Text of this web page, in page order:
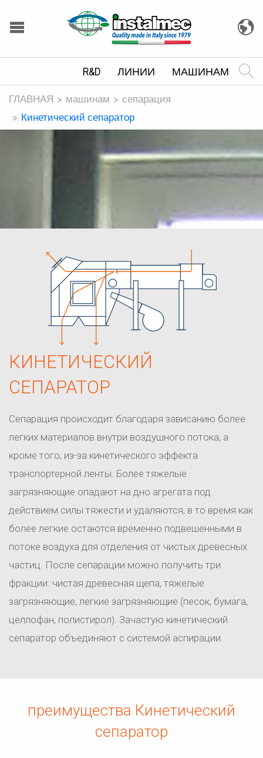
R&D ЛИНИИ МАШИНАМ
ГЛАВНАЯ машинам
сепарация
Кинетический сепаратор
КИНЕТИЧЕСКИЙ
СЕПАРАТОР
Сепарация происходит благодаря зависанию более
легких материалов внутри воздушного потока, а
кроме того, из-за кинетического эффекта
транспортерной ленты. Более тяжелые
загрязняющие опадают на дно агрегата под
действием силы тяжести и удаляются, в то время как
более легкие остаются временно подвешенными в
потоке воздуха для отделения от чистых древесных
частиц. После сепарации можно получить три
фракции: чистая древесная щепа, тяжелые
загрязняющие, легкие загрязняющие (песок, бумага,
целлофан, полистирол). Зачастую кинетический
сепаратор объединяют с системой аспирации.
преимущества Кинетический
сепаратор